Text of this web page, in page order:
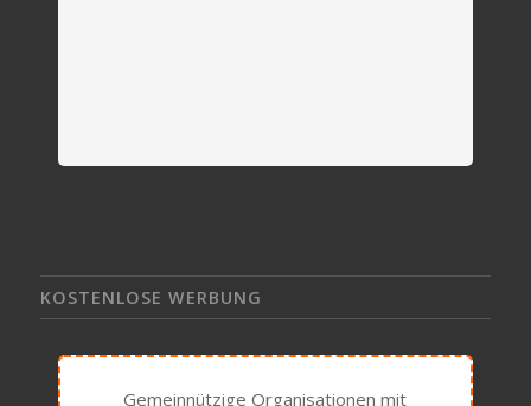
KOSTENLOSE WERBUNG
Gemeinnützige Organisationen mit